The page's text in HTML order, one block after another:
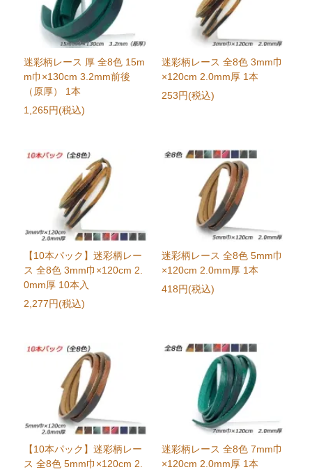
迷彩柄レース 厚 全8色 15m
m巾×130cm 3.2mm前後
（原厚） 1本
1,265円(税込)
迷彩柄レース 全8色 3mm巾
×120cm 2.0mm厚 1本
253円(税込)
【10本パック】迷彩柄レー
ス 全8色 3mm巾×120cm 2.
0mm厚 10本入
2,277円(税込)
迷彩柄レース 全8色 5mm巾
×120cm 2.0mm厚 1本
418円(税込)
【10本パック】迷彩柄レー
ス 全8色 5mm巾×120cm 2.
迷彩柄レース 全8色 7mm巾
×120cm 2.0mm厚 1本